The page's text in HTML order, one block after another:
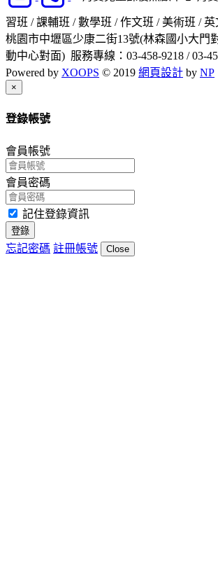
習班 / 課輔班 / 數學班 / 作文班 / 美術班 / 英
桃園市中壢區少康二街13號(林森國小大門
動中心對面) 服務專線：03-458-9218 / 03-
Powered by XOOPS © 2019 網頁設計 by NP
×
登錄帳號
會員帳號
會員密碼
記住登錄資訊
登錄
忘記密碼 註冊帳號 Close